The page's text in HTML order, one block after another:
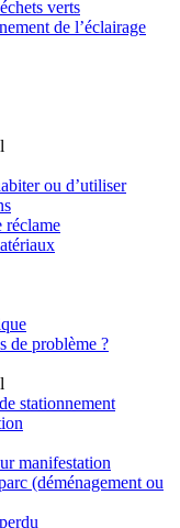
verts
de l’éclairage
ou d’utiliser
réclame
de problème ?
stationnement
manifestation
(déménagement ou